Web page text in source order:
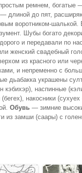
ремнем, богатые
длиной до пят,
воротником-шалькой.
Шубы богато
и передавали по
женский свадебный
из красного или
и непременно с
дьабакка украшены
кэбихэр), наспинные
накосники
Обувь — зимние
из замши (саары) с